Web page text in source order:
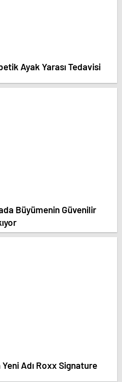
Ayak Yarası Tedavisi
Büyümenin Güvenilir
Adı Roxx Signature